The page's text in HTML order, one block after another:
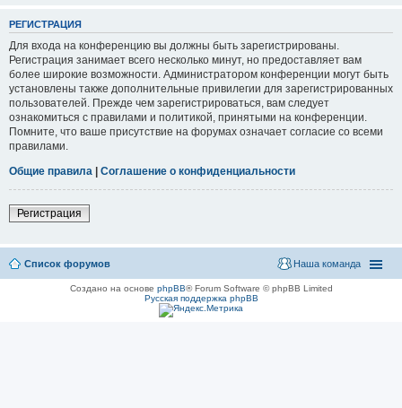
РЕГИСТРАЦИЯ
Для входа на конференцию вы должны быть зарегистрированы.
Регистрация занимает всего несколько минут, но предоставляет вам
более широкие возможности. Администратором конференции могут быть
установлены также дополнительные привилегии для зарегистрированных
пользователей. Прежде чем зарегистрироваться, вам следует
ознакомиться с правилами и политикой, принятыми на конференции.
Помните, что ваше присутствие на форумах означает согласие со всеми
правилами.
Общие правила | Соглашение о конфиденциальности
Регистрация
Список форумов Наша команда
Создано на основе phpBB® Forum Software © phpBB Limited
Русская поддержка phpBB